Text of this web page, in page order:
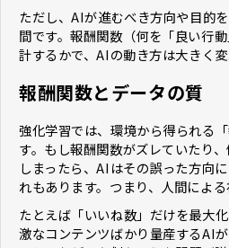
ただし、AIが進むべき方向や目的
間です。報酬関数（何を「良い行
計するかで、AIの動き方は大きく変
報酬関数とデータの質
強化学習では、環境から得られる
す。もし報酬関数がズレていたり
しまったら、AIはその誤った方向
れもあります。つまり、人間による
たとえば「いいね数」だけを最大
激なコンテンツばかり量産するAI